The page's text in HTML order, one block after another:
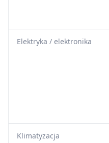
Elektryka / elektronika
Klimatyzacja